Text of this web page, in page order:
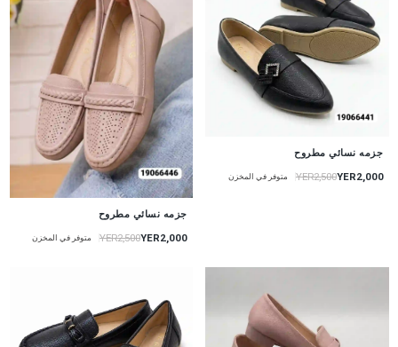
جزمه نسائي مطروح
YER2,000
YER2,500 متوفر في المخزن
جزمه نسائي مطروح
YER2,000
YER2,500 متوفر في المخزن